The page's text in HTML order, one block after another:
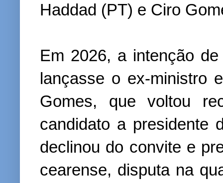
Haddad (PT) e Ciro
Em 2026, a intenção
lançasse o ex-ministro
Gomes, que voltou
candidato a presidente
declinou do convite e
cearense, disputa na